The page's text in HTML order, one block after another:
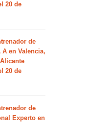
20 de
de
A en Valencia,
20 de
de
Experto en